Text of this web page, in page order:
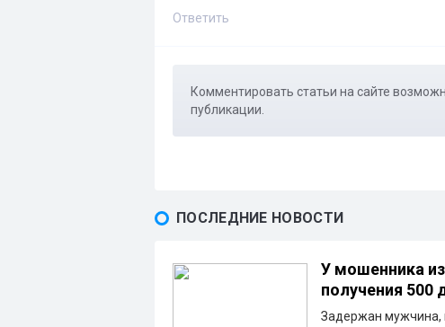
Ответить
Комментировать статьи на сайте
публикации.
ПОСЛЕДНИЕ НОВОСТИ
У мошенника
получения 500
Задержан мужчина,